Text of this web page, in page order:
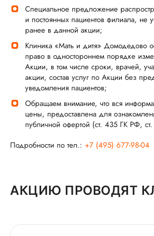
Специальное предложение
и постоянных пациентов филиала, не
ранее в данной акции;
Клиника «Мать и дитя» Домодедово
право в одностороннем порядке
Акции, в том числе сроки, врачей,
акции, состав услуг по Акции без
уведомления пациентов;
Обращаем внимание, что вся
цены, предоставлена для
публичной офертой (ст. 435 ГК РФ,
Подробности по тел.: +7 (495) 677-98-04
АКЦИЮ ПРОВОДЯТ